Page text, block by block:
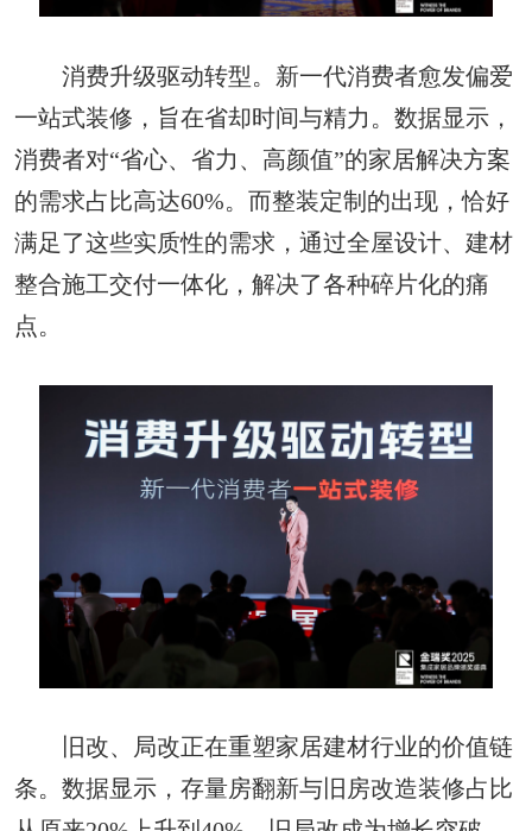
消费升级驱动转型。新一代消费者愈发偏爱
一站式装修，旨在省却时间与精力。数据显示，
消费者对“省心、省力、高颜值”的家居解决方案
的需求占比高达60%。而整装定制的出现，恰好
满足了这些实质性的需求，通过全屋设计、建材
整合施工交付一体化，解决了各种碎片化的痛
点。
旧改、局改正在重塑家居建材行业的价值链
条。数据显示，存量房翻新与旧房改造装修占比